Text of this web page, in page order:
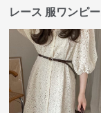
レース 服ワンピ